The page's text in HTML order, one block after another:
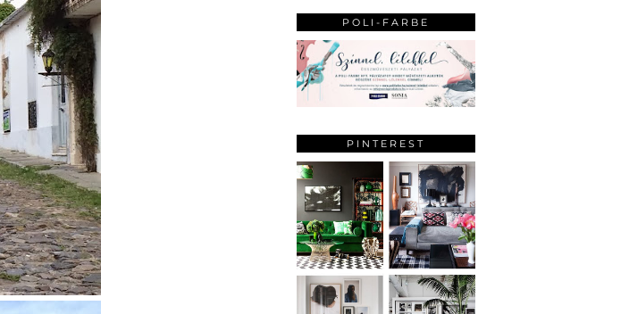
POLI-FARBE
PINTEREST